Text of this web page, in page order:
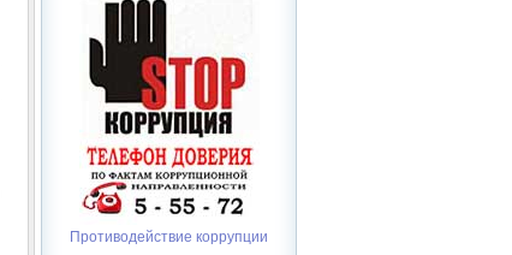
Противодействие коррупции